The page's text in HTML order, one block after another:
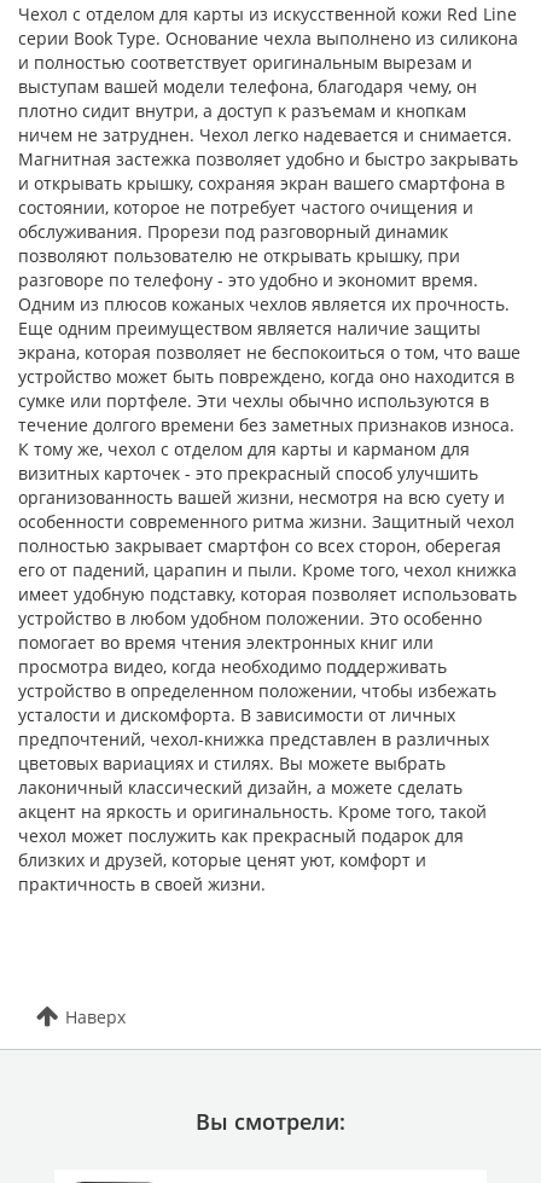
Чехол с отделом для карты из искусственной кожи Red Line
серии Book Type. Основание чехла выполнено из силикона
и полностью соответствует оригинальным вырезам и
выступам вашей модели телефона, благодаря чему, он
плотно сидит внутри, а доступ к разъемам и кнопкам
ничем не затруднен. Чехол легко надевается и снимается.
Магнитная застежка позволяет удобно и быстро закрывать
и открывать крышку, сохраняя экран вашего смартфона в
состоянии, которое не потребует частого очищения и
обслуживания. Прорези под разговорный динамик
позволяют пользователю не открывать крышку, при
разговоре по телефону - это удобно и экономит время.
Одним из плюсов кожаных чехлов является их прочность.
Еще одним преимуществом является наличие защиты
экрана, которая позволяет не беспокоиться о том, что ваше
устройство может быть повреждено, когда оно находится в
сумке или портфеле. Эти чехлы обычно используются в
течение долгого времени без заметных признаков износа.
К тому же, чехол с отделом для карты и карманом для
визитных карточек - это прекрасный способ улучшить
организованность вашей жизни, несмотря на всю суету и
особенности современного ритма жизни. Защитный чехол
полностью закрывает смартфон со всех сторон, оберегая
его от падений, царапин и пыли. Кроме того, чехол книжка
имеет удобную подставку, которая позволяет использовать
устройство в любом удобном положении. Это особенно
помогает во время чтения электронных книг или
просмотра видео, когда необходимо поддерживать
устройство в определенном положении, чтобы избежать
усталости и дискомфорта. В зависимости от личных
предпочтений, чехол-книжка представлен в различных
цветовых вариациях и стилях. Вы можете выбрать
лаконичный классический дизайн, а можете сделать
акцент на яркость и оригинальность. Кроме того, такой
чехол может послужить как прекрасный подарок для
близких и друзей, которые ценят уют, комфорт и
практичность в своей жизни.
Наверх
Вы смотрели: